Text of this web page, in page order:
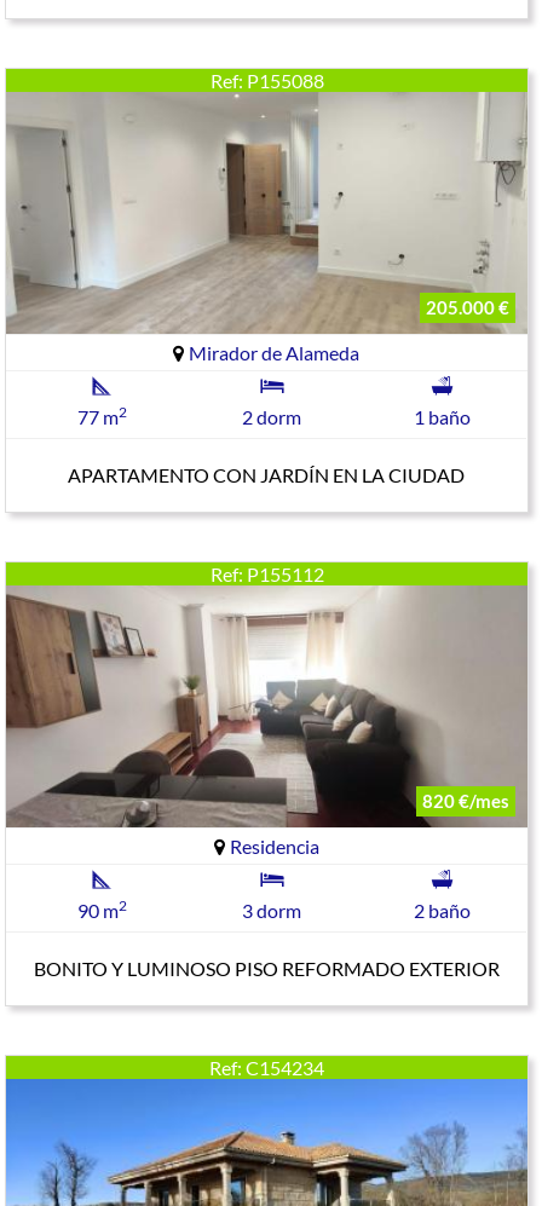
Ref: P155088
205.000 €
Mirador de Alameda
77 m2 2 dorm 1 baño
APARTAMENTO CON JARDÍN EN LA CIUDAD
Ref: P155112
820 €/mes
Residencia
90 m2 3 dorm 2 baño
BONITO Y LUMINOSO PISO REFORMADO EXTERIOR
Ref: C154234